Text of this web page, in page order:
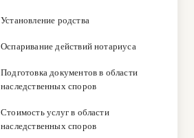
Установление родства
Оспаривание действий нотариуса
Подготовка документов в области
наследственных споров
Стоимость услуг в области
наследственных споров